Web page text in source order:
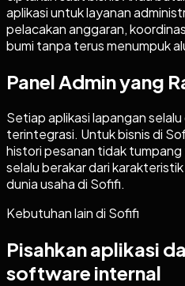
aplikasi untuk layanan
pelacakan anggaran,
bumi tanpa terus menumpuk
Panel Admin yang
Setiap aplikasi lapangan
terintegrasi. Untuk bisnis di
histori pesanan tidak
selalu berakar dari
dunia usaha di Sofifi.
Kebutuhan lain di Sofifi
Pisahkan aplikasi
software internal